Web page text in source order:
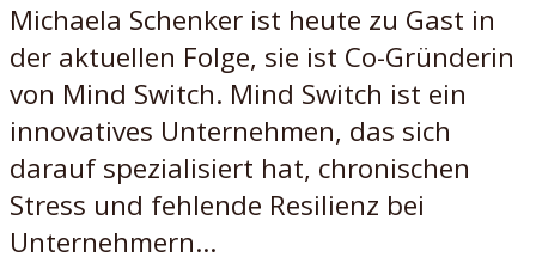
Michaela Schenker ist heute zu Gast in
der aktuellen Folge, sie ist Co-Gründerin
von Mind Switch. Mind Switch ist ein
innovatives Unternehmen, das sich
darauf spezialisiert hat, chronischen
Stress und fehlende Resilienz bei
Unternehmern...